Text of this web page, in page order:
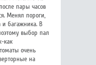
пары часов
Менял пороги,
и багажника. В
выбор пал
как
очень
на